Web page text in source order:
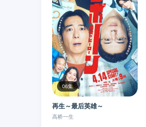
06集
再生～最后英雄～
高桥一生